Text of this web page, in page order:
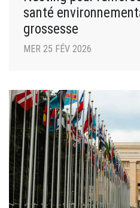
santé
grossesse
MER 25 FÉV 2026